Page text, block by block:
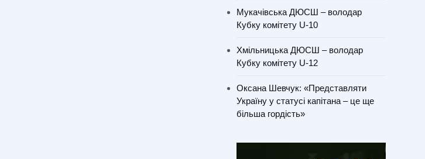
Мукачівська ДЮСШ – володар
Кубку комітету U-10
Хмільницька ДЮСШ – володар
Кубку комітету U-12
Оксана Шевчук: «Представляти
Україну у статусі капітана – це ще
більша гордість»